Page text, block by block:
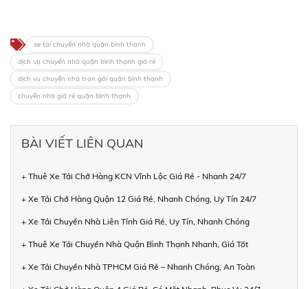
xe tải chuyển nhà quận bình thạnh
dịch vụ chuyển nhà quận bình thạnh giá rẻ
dịch vụ chuyển nhà trọn gói quận bình thạnh
chuyển nhà giá rẻ quận bình thạnh
BÀI VIẾT LIÊN QUAN
+ Thuê Xe Tải Chở Hàng KCN Vĩnh Lộc Giá Rẻ - Nhanh 24/7
+ Xe Tải Chở Hàng Quận 12 Giá Rẻ, Nhanh Chóng, Uy Tín 24/7
+ Xe Tải Chuyển Nhà Liên Tỉnh Giá Rẻ, Uy Tín, Nhanh Chóng
+ Thuê Xe Tải Chuyển Nhà Quận Bình Thạnh Nhanh, Giá Tốt
+ Xe Tải Chuyển Nhà TPHCM Giá Rẻ – Nhanh Chóng, An Toàn